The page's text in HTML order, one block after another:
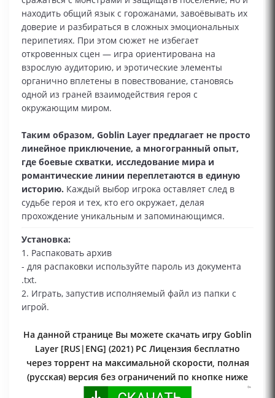
находить общий язык с горожанами, завоёвывать их
доверие и разбираться в сложных эмоциональных
перипетиях. При этом сюжет не избегает
откровенных сцен — игра ориентирована на
взрослую аудиторию, и эротические элементы
органично вплетены в повествование, становясь
одной из граней взаимодействия героя с
окружающим миром.
Таким образом, Goblin Layer предлагает не просто
линейное приключение, а многогранный опыт,
где боевые схватки, исследование мира и
романтические линии переплетаются в единую
историю. Каждый выбор игрока оставляет след в
судьбе героя и тех, кто его окружает, делая
прохождение уникальным и запоминающимся.
Установка:
1. Распаковать архив
- для распаковки используйте пароль из документа
.txt.
2. Играть, запустив исполняемый файл из папки с
игрой.
На данной странице Вы можете скачать игру Goblin
Layer [RUS|ENG] (2021) PC Лицензия бесплатно
через торрент на максимальной скорости, полная
(русская) версия без ограничений по кнопке ниже